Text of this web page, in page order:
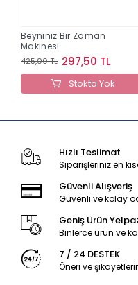
Beyniniz Bir Zaman
Makinesi
425,00 TL 297,50 TL
Stokta Yok
Hızlı Teslimat
Siparişleriniz en
Güvenli Alışveriş
Güvenli ve kolay
Geniş Ürün
Binlerce ürün ve
7 / 24 DESTEK
Öneri ve